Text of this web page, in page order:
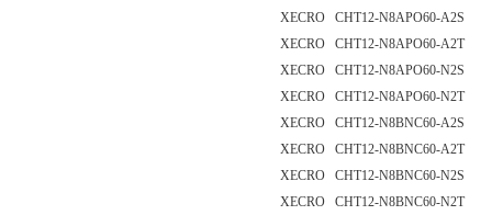
XECRO CHT12-N8APO60-A2S
XECRO CHT12-N8APO60-A2T
XECRO CHT12-N8APO60-N2S
XECRO CHT12-N8APO60-N2T
XECRO CHT12-N8BNC60-A2S
XECRO CHT12-N8BNC60-A2T
XECRO CHT12-N8BNC60-N2S
XECRO CHT12-N8BNC60-N2T